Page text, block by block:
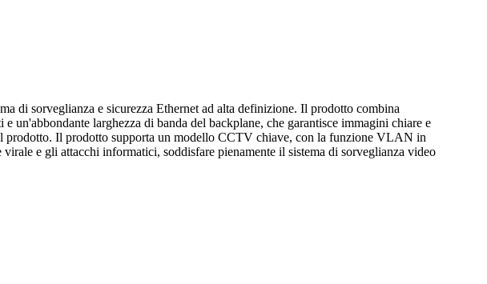
di sorveglianza e sicurezza Ethernet ad alta definizione. Il prodotto combina
un'abbondante larghezza di banda del backplane, che garantisce immagini chiare e
prodotto. Il prodotto supporta un modello CCTV chiave, con la funzione VLAN in
e gli attacchi informatici, soddisfare pienamente il sistema di sorveglianza video